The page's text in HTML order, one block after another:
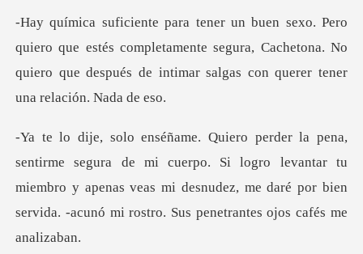
ue estés completamente segura, Cachetona. No
quiero que despué
cuerpo. Si logro levantar tu
miembro y apenas veas mi desnudez, me daré po